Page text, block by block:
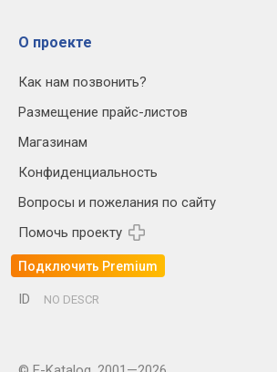
О проекте
Как нам позвонить?
Размещение прайс-листов
Магазинам
Конфиденциальность
Вопросы и пожелания по сайту
Помочь проекту
Подключить Premium
ID NO DESCR